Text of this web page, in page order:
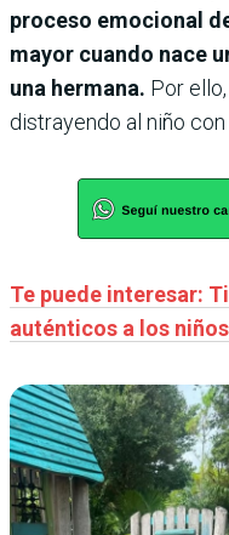
proceso emocional
mayor cuando nace
una hermana. Por
distrayendo al niño
Te puede interesar:
auténticos a los